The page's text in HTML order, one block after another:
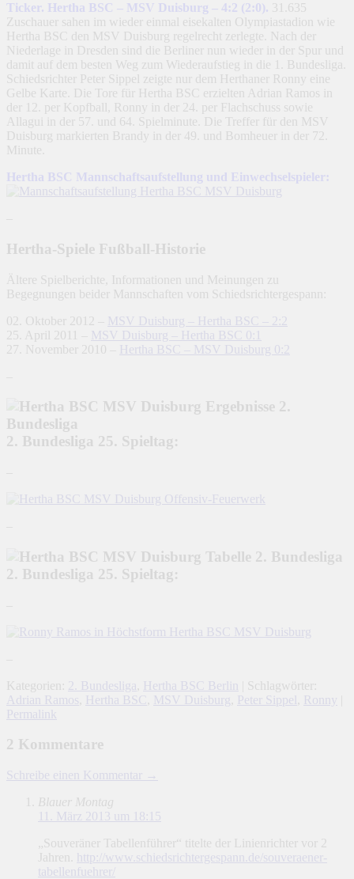
Ticker. Hertha BSC – MSV Duisburg – 4:2 (2:0). 31.635
Zuschauer sahen im wieder einmal eisekalten Olympiastadion wie
Hertha BSC den MSV Duisburg regelrecht zerlegte. Nach der
Niederlage in Dresden sind die Berliner nun wieder in der Spur und
damit auf dem besten Weg zum Wiederaufstieg in die 1. Bundesliga.
Schiedsrichter Peter Sippel zeigte nur dem Herthaner Ronny eine
Gelbe Karte. Die Tore für Hertha BSC erzielten Adrian Ramos in
der 12. per Kopfball, Ronny in der 24. per Flachschuss sowie
Allagui in der 57. und 64. Spielminute. Die Treffer für den MSV
Duisburg markierten Brandy in der 49. und Bomheuer in der 72.
Minute.
Hertha BSC Mannschaftsaufstellung und Einwechselspieler:
Hertha-Spiele Fußball-Historie
Ältere Spielberichte, Informationen und Meinungen zu
Begegnungen beider Mannschaften vom Schiedsrichtergespann:
02. Oktober 2012 –
MSV Duisburg – Hertha BSC – 2:2
25. April 2011 –
MSV Duisburg – Hertha BSC 0:1
27. November 2010 –
Hertha BSC – MSV Duisburg 0:2
2. Bundesliga 25. Spieltag:
2. Bundesliga 25. Spieltag:
Kategorien:
2. Bundesliga Hertha BSC Berlin
| Schlagwörter:
Adrian Ramos
Hertha BSC MSV Duisburg Peter Sippel Ronny
Permalink
2 Kommentare
Schreibe einen Kommentar →
Blauer Montag
11. März 2013 um 18:15
„Souveräner Tabellenführer“ titelte der Linienrichter vor 2
Jahren.
http://www.schiedsrichtergespann.de/souveraener-
tabellenfuehrer/